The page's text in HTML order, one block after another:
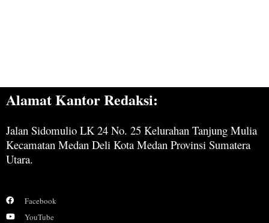
Alamat Kantor Redaksi:
Jalan Sidomulio LK 24 No. 25 Kelurahan Tanjung Mulia
Kecamatan Medan Deli Kota Medan Provinsi Sumatera
Utara.
Facebook
YouTube